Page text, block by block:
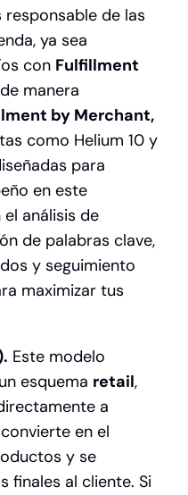
de las
ya sea
con Fulfillment
manera
by Merchant,
como Helium 10 y
para
en este
análisis de
de palabras clave,
y seguimiento
maximizar tus
Este modelo
esquema retail,
a
en el
y se
finales al cliente. Si